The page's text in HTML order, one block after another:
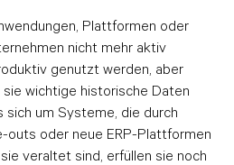
Plattformen oder
nicht mehr aktiv
genutzt werden, aber
wichtige historische Daten
um Systeme, die durch
outs oder neue ERP-Plattformen
veraltet sind, erfüllen sie noch